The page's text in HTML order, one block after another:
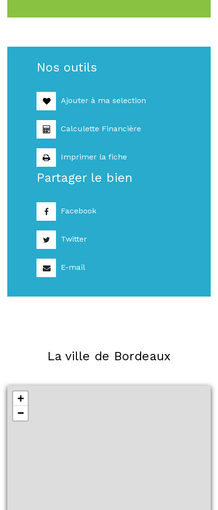
Nos outils
Ajouter à ma selection
Calculette Financière
Imprimer la fiche
Partager le bien
Facebook
Twitter
E-mail
La ville de Bordeaux
+
−